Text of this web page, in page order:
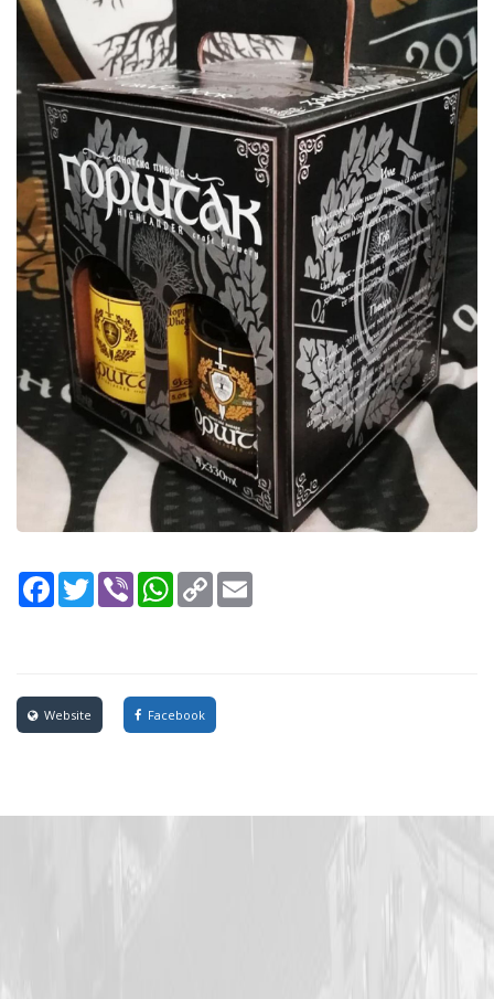
Facebook
TwitterViber WhatsApp
Copy
Link
Website Facebook